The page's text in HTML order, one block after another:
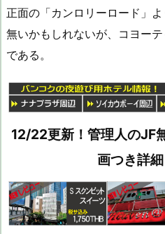
正面の「カンロリーロード」
無いかもしれないが、コヨー
である。
12/22更新！管理人のJF
画つき詳